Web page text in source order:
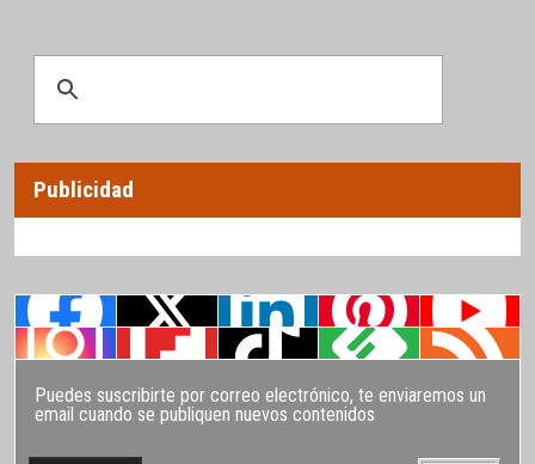
Publicidad
Puedes suscribirte por correo electrónico, te enviaremos un
email cuando se publiquen nuevos contenidos